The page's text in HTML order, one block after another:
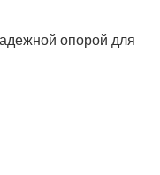
опорой для